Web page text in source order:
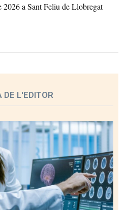
a Sant Feliu de Llobregat
DE L'EDITOR